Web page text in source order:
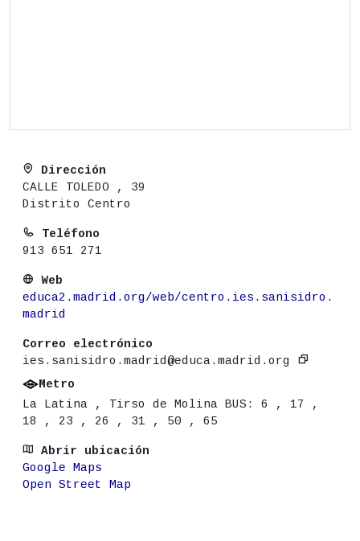
Dirección
CALLE TOLEDO , 39
Distrito Centro
Teléfono
913 651 271
Web
educa2.madrid.org/web/centro.ies.sanisidro.
madrid
Correo electrónico
ies.sanisidro.madrid@educa.madrid.org
Metro
La Latina , Tirso de Molina BUS: 6 , 17 ,
18 , 23 , 26 , 31 , 50 , 65
Abrir ubicación
Google Maps
Open Street Map